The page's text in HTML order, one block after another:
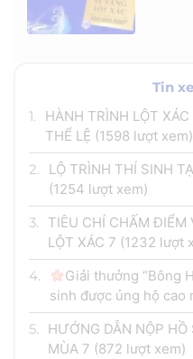
Tin
1.
HÀNH TRÌNH LỘT XÁC MÙA 7 – CƠ CẤU TÀI TRỢ &
THỂ LỆ (1598 lượt xem)
2.
LỘ TRÌNH THÍ SINH
(1254 lượt xem)
3.
TIÊU CHÍ CHẤM ĐIỂM VÒNG SƠ LOẠI HÀNH TRÌNH
LỘT XÁC 7 (1232 lượt
4.
Giải thưởng “Bông
sinh được ủng hộ cao
5.
HƯỚNG DẪN NỘP HỒ SƠ HÀNH TRÌNH LỘT XÁC
MÙA 7 (872 lượt xem)